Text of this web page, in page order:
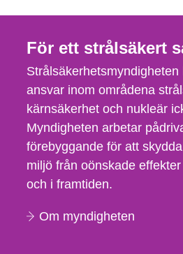
För ett strålsäkert
ansvar inom områdena
kärnsäkerhet och nukleär
Myndigheten arbetar
förebyggande för att
miljö från oönskade
och i framtiden.
Om myndigheten